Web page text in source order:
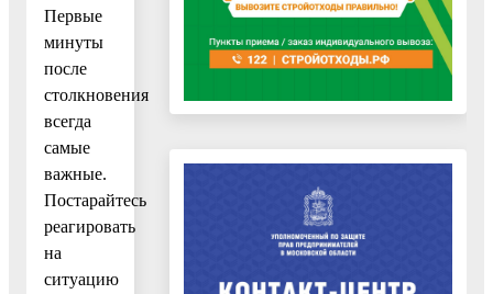
Первые
минуты
после
столкновения
всегда
самые
важные.
Постарайтесь
реагировать
на
ситуацию